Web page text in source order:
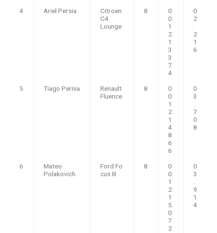
4 Ariel Persia
Citroen
C4
Lounge
8
0
0:
1
2:
1
3.
3
7
4
0
2
.
2
1
6
5 Tiago Pernia
Renault
Fluence
8
0
0:
1
2:
1
4.
8
6
6
0
3
.
7
0
8
6
Mateo
Polakovich
Ford Fo
cus III
8
0
0:
1
2:
1
5.
0
7
2
0
3
.
9
1
4